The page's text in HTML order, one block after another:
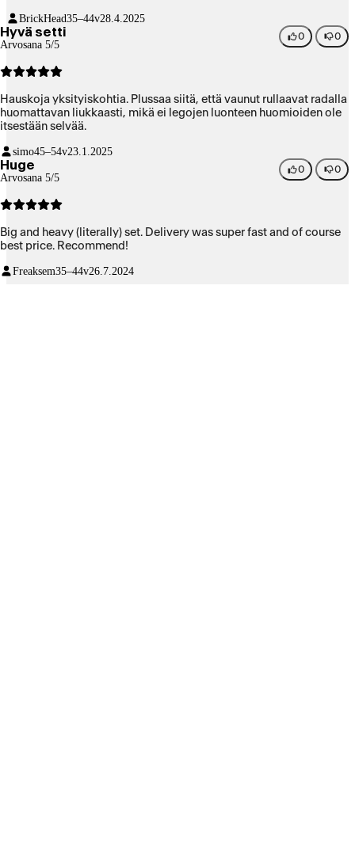
BrickHead35–44v28.4.2025
Hyvä setti
Arvosana 5/5
0 0
Hauskoja yksityiskohtia. Plussaa siitä, että vaunut rullaavat radalla
huomattavan liukkaasti, mikä ei legojen luonteen huomioiden ole
itsestään selvää.
simo45–54v23.1.2025
Huge
Arvosana 5/5
0 0
Big and heavy (literally) set. Delivery was super fast and of course
best price. Recommend!
Freaksem35–44v26.7.2024